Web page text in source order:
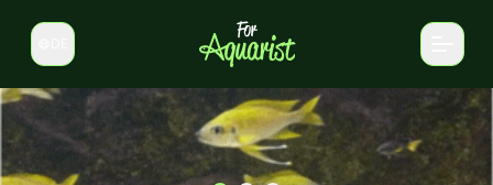
Sprache wechseln